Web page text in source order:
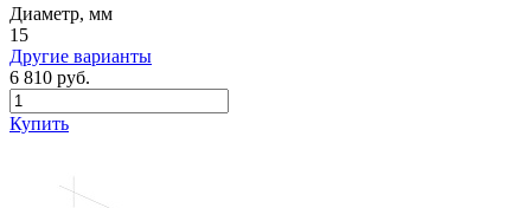
Диаметр, мм
15
Другие варианты
6 810 руб.
Купить